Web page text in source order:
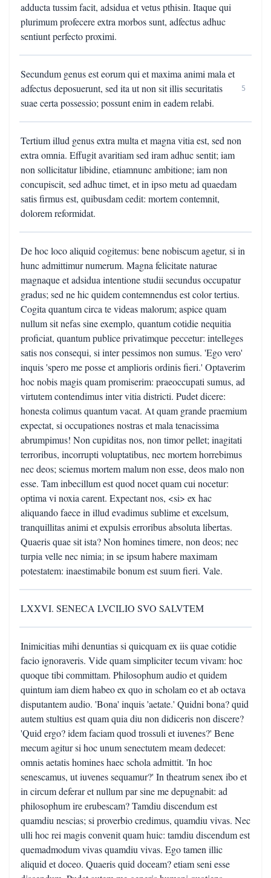
adducta tussim facit, adsidua et vetus pthisin. Itaque qui
plurimum profecere extra morbos sunt, adfectus adhuc
sentiunt perfecto proximi.
Secundum genus est eorum qui et maxima animi mala et
adfectus deposuerunt, sed ita ut non sit illis securitatis
suae certa possessio; possunt enim in eadem relabi.
5
Tertium illud genus extra multa et magna vitia est, sed non
extra omnia. Effugit avaritiam sed iram adhuc sentit; iam
non sollicitatur libidine, etiamnunc ambitione; iam non
concupiscit, sed adhuc timet, et in ipso metu ad quaedam
satis firmus est, quibusdam cedit: mortem contemnit,
dolorem reformidat.
De hoc loco aliquid cogitemus: bene nobiscum agetur, si in
hunc admittimur numerum. Magna felicitate naturae
magnaque et adsidua intentione studii secundus occupatur
gradus; sed ne hic quidem contemnendus est color tertius.
Cogita quantum circa te videas malorum; aspice quam
nullum sit nefas sine exemplo, quantum cotidie nequitia
proficiat, quantum publice privatimque peccetur: intelleges
satis nos consequi, si inter pessimos non sumus. 'Ego vero'
inquis 'spero me posse et amplioris ordinis fieri.' Optaverim
hoc nobis magis quam promiserim: praeoccupati sumus, ad
virtutem contendimus inter vitia districti. Pudet dicere:
honesta colimus quantum vacat. At quam grande praemium
expectat, si occupationes nostras et mala tenacissima
abrumpimus! Non cupiditas nos, non timor pellet; inagitati
terroribus, incorrupti voluptatibus, nec mortem horrebimus
nec deos; sciemus mortem malum non esse, deos malo non
esse. Tam inbecillum est quod nocet quam cui nocetur:
optima vi noxia carent. Expectant nos, <si> ex hac
aliquando faece in illud evadimus sublime et excelsum,
tranquillitas animi et expulsis erroribus absoluta libertas.
Quaeris quae sit ista? Non homines timere, non deos; nec
turpia velle nec nimia; in se ipsum habere maximam
potestatem: inaestimabile bonum est suum fieri. Vale.
LXXVI. SENECA LVCILIO SVO SALVTEM
Inimicitias mihi denuntias si quicquam ex iis quae cotidie
facio ignoraveris. Vide quam simpliciter tecum vivam: hoc
quoque tibi committam. Philosophum audio et quidem
quintum iam diem habeo ex quo in scholam eo et ab octava
disputantem audio. 'Bona' inquis 'aetate.' Quidni bona? quid
autem stultius est quam quia diu non didiceris non discere?
'Quid ergo? idem faciam quod trossuli et iuvenes?' Bene
mecum agitur si hoc unum senectutem meam dedecet:
omnis aetatis homines haec schola admittit. 'In hoc
senescamus, ut iuvenes sequamur?' In theatrum senex ibo et
in circum deferar et nullum par sine me depugnabit: ad
philosophum ire erubescam? Tamdiu discendum est
quamdiu nescias; si proverbio credimus, quamdiu vivas. Nec
ulli hoc rei magis convenit quam huic: tamdiu discendum est
quemadmodum vivas quamdiu vivas. Ego tamen illic
aliquid et doceo. Quaeris quid doceam? etiam seni esse